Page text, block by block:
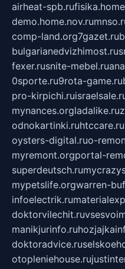
airheat-spb.ru
demo.home.nov.ru
comp-land.org7gazet.ru
bulgarianedvizhimost.ru
fexer.rusnite-mebel.ru
0sporte.ru9rota-game.ru
pro-kirpichi.ru
mynances.orgladalike.ru
odnokartinki.ruhtccare.ru
oysters-digital.ruo-
myremont.orgportal-
superdeutsch.ru
mypetslife.orgwarren-
infoelectrik.ru
doktorvilechit.ru
manikjurinfo.ru
doktoradvice.ru
otopleniehouse.ru